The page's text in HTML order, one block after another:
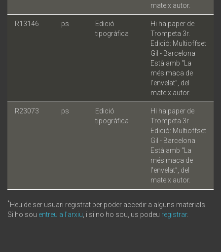
mateix autor.
R13146 ps
Edició
tipogràfica
Hi ha paper de
Trompeta 3r.
Edició: Multioffset
Gil - Barcelona
Està amb “La
més maca de
l'envelat”, del
mateix autor.
R23073 ps
Edició
tipogràfica
Hi ha paper de
Trompeta 3r.
Edició: Multioffset
Gil - Barcelona
Està amb “La
més maca de
l'envelat”, del
mateix autor.
*Heu de ser usuari registrat per poder accedir a alguns materials.
Si ho sou entreu a l'arxiu , i si no ho sou, us podeu registrar.